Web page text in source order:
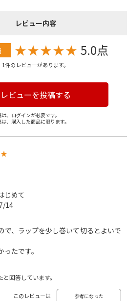
レビュー内容
★★★★★ 5.0点
1件のレビューがあります。
レビューを投稿する
、ログインが必要です。
、購入した商品に限ります。
★
じめて
14
で、ラップを少し巻いて切るとよいで
たです。
回答しています。
このレビューは 参考になった